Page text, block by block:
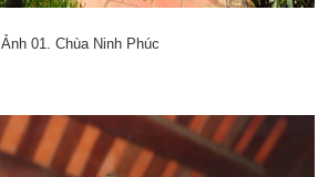
Ảnh 01. Chùa Ninh Phúc